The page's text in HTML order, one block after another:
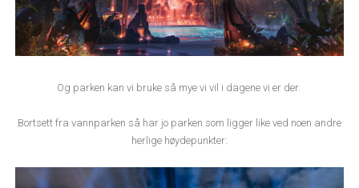
Og parken kan vi bruke så mye vi vil i dagene vi er der.
Bortsett fra vannparken så har jo parken som ligger like ved noen andre
herlige høydepunkter: